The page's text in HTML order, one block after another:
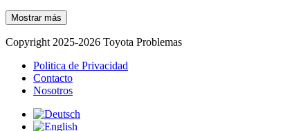
Mostrar más
Copyright 2025-2026 Toyota Problemas
Politica de Privacidad
Contacto
Nosotros